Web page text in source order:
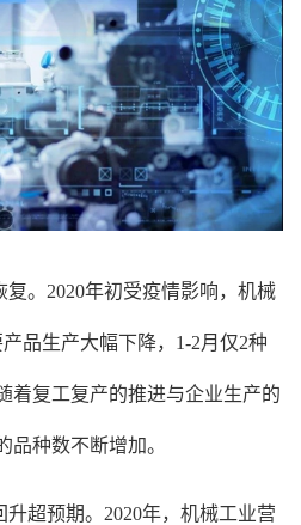
复。2020年初受疫情影响，机械
品生产大幅下降，1-2月仅2种
着复工复产的推进与企业生产的
品种数不断增加。
升超预期。2020年，机械工业营